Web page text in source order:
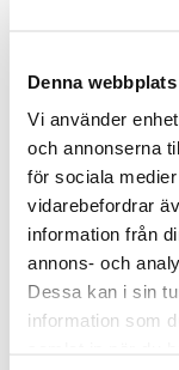
Denna
Vi använder
och annonserna
för sociala
vidarebefordrar
information från
annons- och
Dessa kan i sin
information som
rapportera till VP
Våra
Du har en
ekonomi och
Vi ser gärna att du
har goda
bolag som finns
engelska god, både